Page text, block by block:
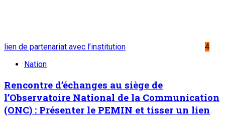
lien de partenariat avec l’institution
4
Nation
Rencontre d’échanges au siège de
l’Observatoire National de la Communication
(ONC) : Présenter le PEMIN et tisser un lien